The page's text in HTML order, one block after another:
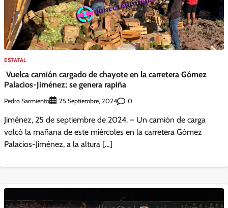
ESTATAL
Vuelca camión cargado de chayote en la carretera Gómez
Palacios-Jiménez; se genera rapiña
Pedro Sarmiento 25 Septiembre, 2024 0
Jiménez, 25 de septiembre de 2024. – Un camión de carga
volcó la mañana de este miércoles en la carretera Gómez
Palacios-Jiménez, a la altura […]